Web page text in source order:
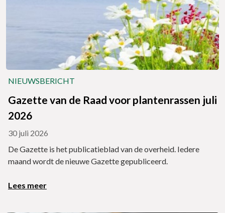
NIEUWSBERICHT
Gazette van de Raad voor plantenrassen juli
2026
30 juli 2026
De Gazette is het publicatieblad van de overheid. Iedere
maand wordt de nieuwe Gazette gepubliceerd.
Lees meer